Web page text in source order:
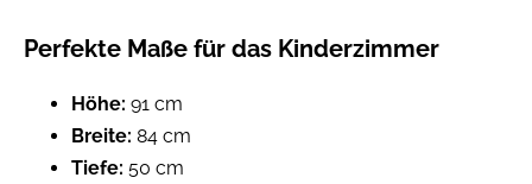
Perfekte Maße für das Kinderzimmer
Höhe: 91 cm
Breite: 84 cm
Tiefe: 50 cm